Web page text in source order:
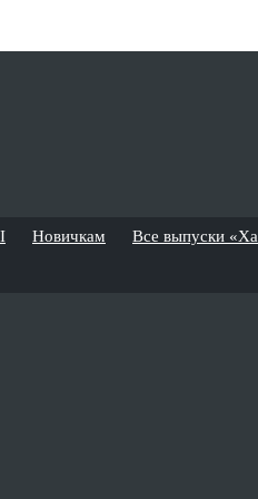
Новичкам Все выпуски